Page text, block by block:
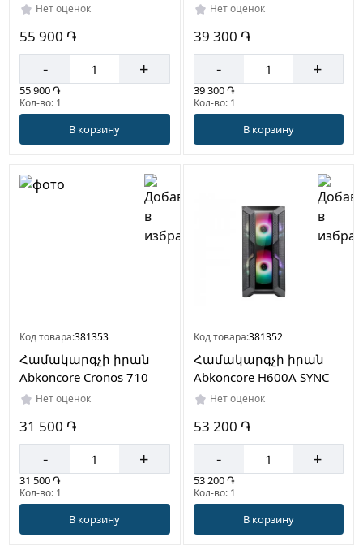
7
9
Нет оценок
55 900 ֏
- +
55 900 ֏
Кол-во: 1
В корзину
Нет оценок
39 300 ֏
- +
39 300 ֏
Кол-во: 1
В корзину
Код товара:381353
Համակարգչի իրան
Abkoncore Cronos 710
Нет оценок
31 500 ֏
- +
31 500 ֏
Кол-во: 1
В корзину
Код товара:381352
Համակարգչի իրան
Abkoncore H600A SYNC
Нет оценок
53 200 ֏
- +
53 200 ֏
Кол-во: 1
В корзину